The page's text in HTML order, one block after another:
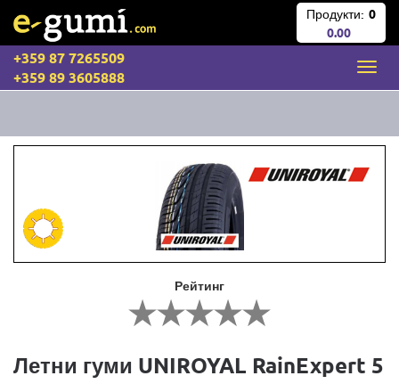
Продукти: 0
0.00
+359 87 7265509
+359 89 3605888
Рейтинг
Летни гуми UNIROYAL RainExpert 5